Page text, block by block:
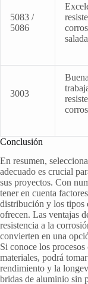
5083 /
5086
salada
3003
Buena
Conclusión
En resumen,
adecuado es crucial
sus proyectos. Con
tener en cuenta
distribución y los tipos
ofrecen. Las ventajas
resistencia a la
convierten en una
Si conoce los
materiales, podrá
rendimiento y la
bridas de aluminio sin